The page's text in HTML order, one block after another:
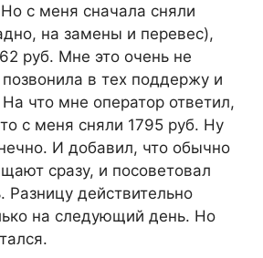
с меня сначала сняли
на замены и перевес),
руб. Мне это очень не
в тех поддержу и
что мне оператор ответил,
с меня сняли 1795 руб. Ну
И добавил, что обычно
сразу, и посоветовал
действительно
на следующий день. Но